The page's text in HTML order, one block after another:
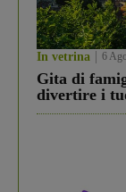
In vetrina 6
Gita di
divertire i